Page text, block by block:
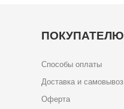
ПОКУПАТЕЛЮ
Способы оплаты
Доставка и самовывоз
Оферта